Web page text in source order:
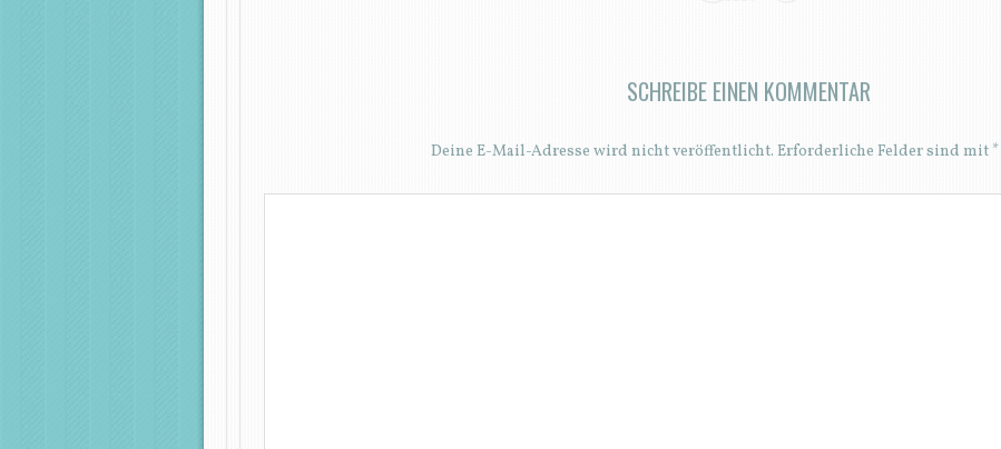
SCHREIBE EINEN KOMMENTAR
Deine E-Mail-Adresse wird nicht veröffentlicht. Erforderliche Felder sind mit *